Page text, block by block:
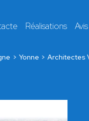
Réalisations Avis
Yonne Architectes